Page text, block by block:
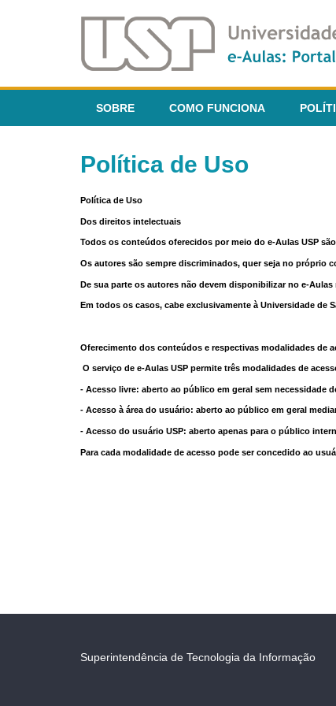
SOBRE COMO FUNCIONA
Política de Uso
Política de Uso
Dos direitos intelectuais
Todos os conteúdos oferecidos por meio do e-Aulas USP
Os autores são sempre discriminados, quer seja no próprio
De sua parte os autores não devem disponibilizar no e-
Em todos os casos, cabe exclusivamente à Universidade
Oferecimento dos conteúdos e respectivas modalidades de
O serviço de e-Aulas USP permite três modalidades de
- Acesso livre: aberto ao público em geral sem necessidade
- Acesso à área do usuário: aberto ao público em geral
- Acesso do usuário USP: aberto apenas para o público
Para cada modalidade de acesso pode ser concedido ao
Superintendência de Tecnologia da Informação